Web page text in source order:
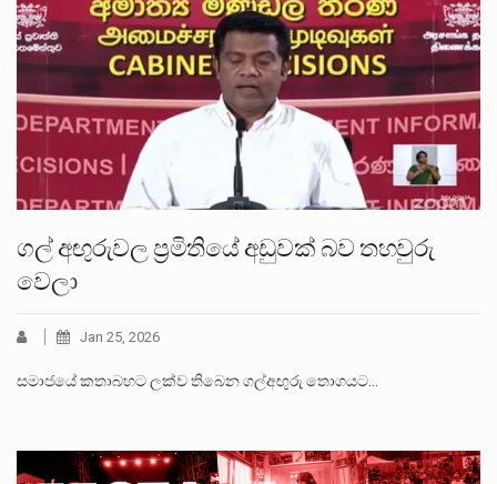
ගල් අඟුරුවල ප්‍රමිතියේ අඩුවක් බව තහවුරු
වෙලා
Jan 25, 2026
සමාජයේ කතාබහට ලක්ව තිබෙන ගල්අඟුරු තොගයට…